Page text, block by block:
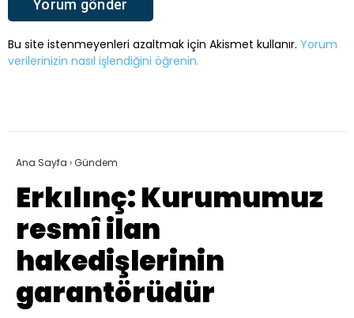
Bu site istenmeyenleri azaltmak için Akismet kullanır. Yorum
verilerinizin nasıl işlendiğini öğrenin.
Ana Sayfa ›Gündem
Erkılınç: Kurumumuz
resmî ilan
hakedişlerinin
garantörüdür